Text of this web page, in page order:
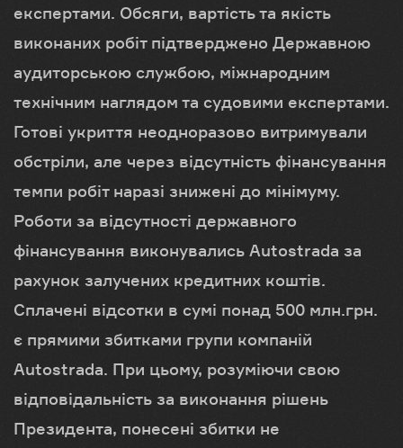
експертами. Обсяги, вартість та якість
виконаних робіт підтверджено Державною
аудиторською службою, міжнародним
технічним наглядом та судовими експертами.
Готові укриття неодноразово витримували
обстріли, але через відсутність фінансування
темпи робіт наразі знижені до мінімуму.
Роботи за відсутності державного
фінансування виконувались Autostrada за
рахунок залучених кредитних коштів.
Сплачені відсотки в сумі понад 500 млн.грн.
є прямими збитками групи компаній
Autostrada. При цьому, розуміючи свою
відповідальність за виконання рішень
Президента, понесені збитки не